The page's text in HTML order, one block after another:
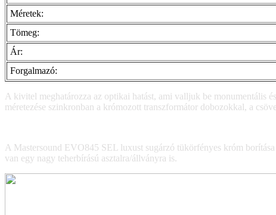
Méretek:
Tömeg:
Ár:
Forgalmazó:
A kivitel meghatározza az optikai hatást, ami valljuk be monumentális
méretezése szinkronban a krómozott transzformátor dobozokkal, a
A Mastersound EVO845 SEL luxust sugárzó tükörfényes króm
van egy nagy teherbírású asztalra/állványra is.